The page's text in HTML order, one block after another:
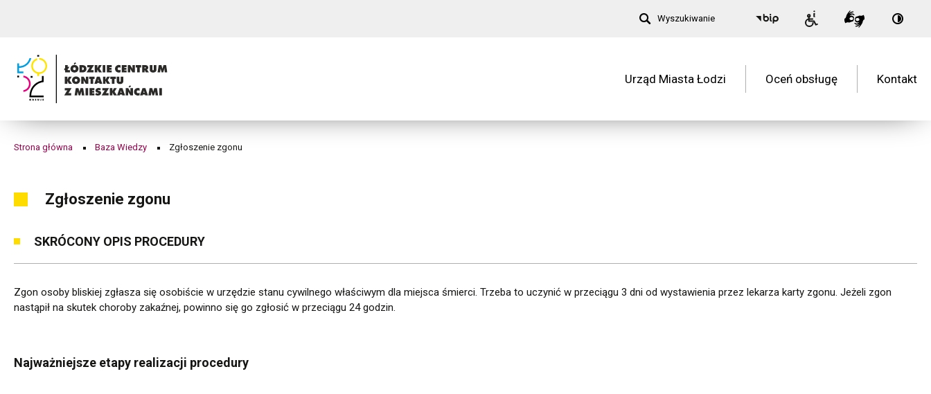
zgonu
Łódzkie
Centrum
Kontaktu
Mieszkańcami
Wyszukiwanie Nagłówek
Łódź
Menu
główne
Urząd Miasta Łodzi Oceń obsługę Kontakt
Strona główna Baza Wiedzy Zgłoszenie zgonu
Zgłoszenie zgonu
SKRÓCONY OPIS PROCEDURY
Zgon osoby bliskiej zgłasza się osobiście w urzędzie stanu cywilnego właściwym dla miejsca śmierci. Trzeba to uczynić w przeciągu 3 dni od wystawienia przez lekarza karty zgonu. Jeżeli zgon
nastąpił na skutek choroby zakaźnej, powinno się go zgłosić w przeciągu 24 godzin.
Najważniejsze etapy realizacji procedury